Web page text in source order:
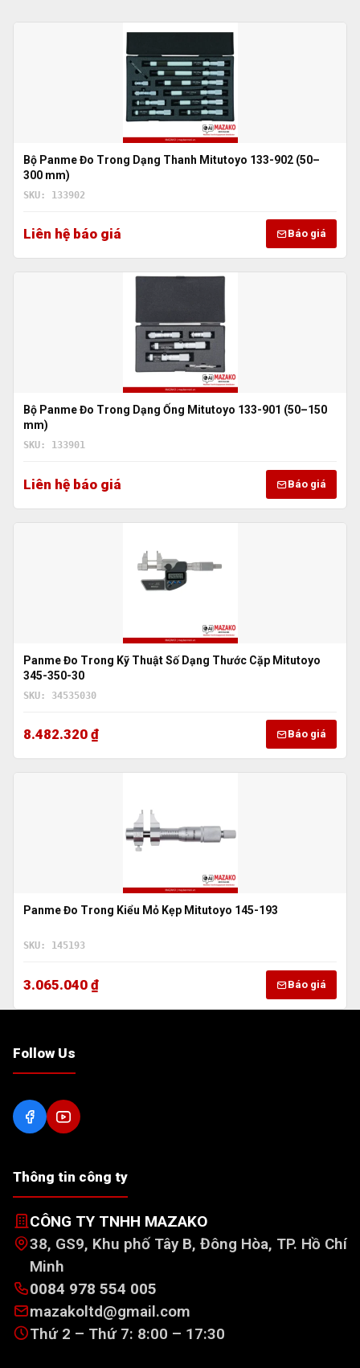
Bộ Panme Đo Trong Dạng Thanh Mitutoyo 133-902 (50–
300 mm)
SKU: 133902
Liên hệ báo giá Báo giá
Bộ Panme Đo Trong Dạng Ống Mitutoyo 133-901 (50–150
mm)
SKU: 133901
Liên hệ báo giá Báo giá
Panme Đo Trong Kỹ Thuật Số Dạng Thước Cặp Mitutoyo
345-350-30
SKU: 34535030
8.482.320 ₫ Báo giá
Panme Đo Trong Kiểu Mỏ Kẹp Mitutoyo 145-193
SKU: 145193
3.065.040 ₫ Báo giá
Follow Us
Thông tin công ty
CÔNG TY TNHH MAZAKO
38, GS9, Khu phố Tây B, Đông Hòa, TP. Hồ Chí
Minh
0084 978 554 005
mazakoltd@gmail.com
Thứ 2 – Thứ 7: 8:00 – 17:30